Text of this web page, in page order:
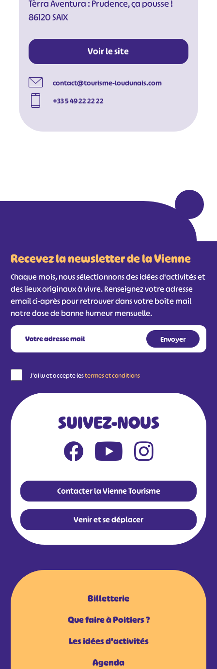
Tèrra Aventura : Prudence, ça pousse !
86120 SAIX
Voir le site
contact@tourisme-loudunais.com
+33 5 49 22 22 22
Recevez la newsletter de la Vienne
Chaque mois, nous sélectionnons des idées d'activités et
des lieux originaux à vivre. Renseignez votre adresse
email ci-après pour retrouver dans votre boîte mail
notre dose de bonne humeur mensuelle.
J'ai lu et accepte lestermes et conditions
SUIVEZ-NOUS
Contacter la Vienne Tourisme
Venir et se déplacer
Billetterie
Que faire à Poitiers ?
Les idées d'activités
Agenda
#